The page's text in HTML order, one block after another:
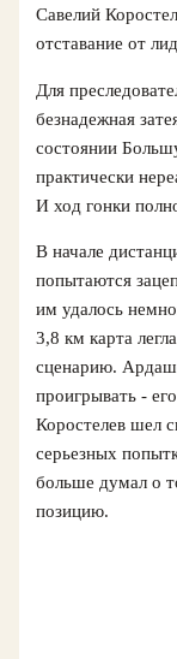
Савелий
отставание от
Для
безнадежная
состоянии
практически
И ход гонки
В начале
попытаются
им удалось
3,8 км карта
сценарию.
проигрывать -
Коростелев шел
серьезных
больше думал о
позицию.